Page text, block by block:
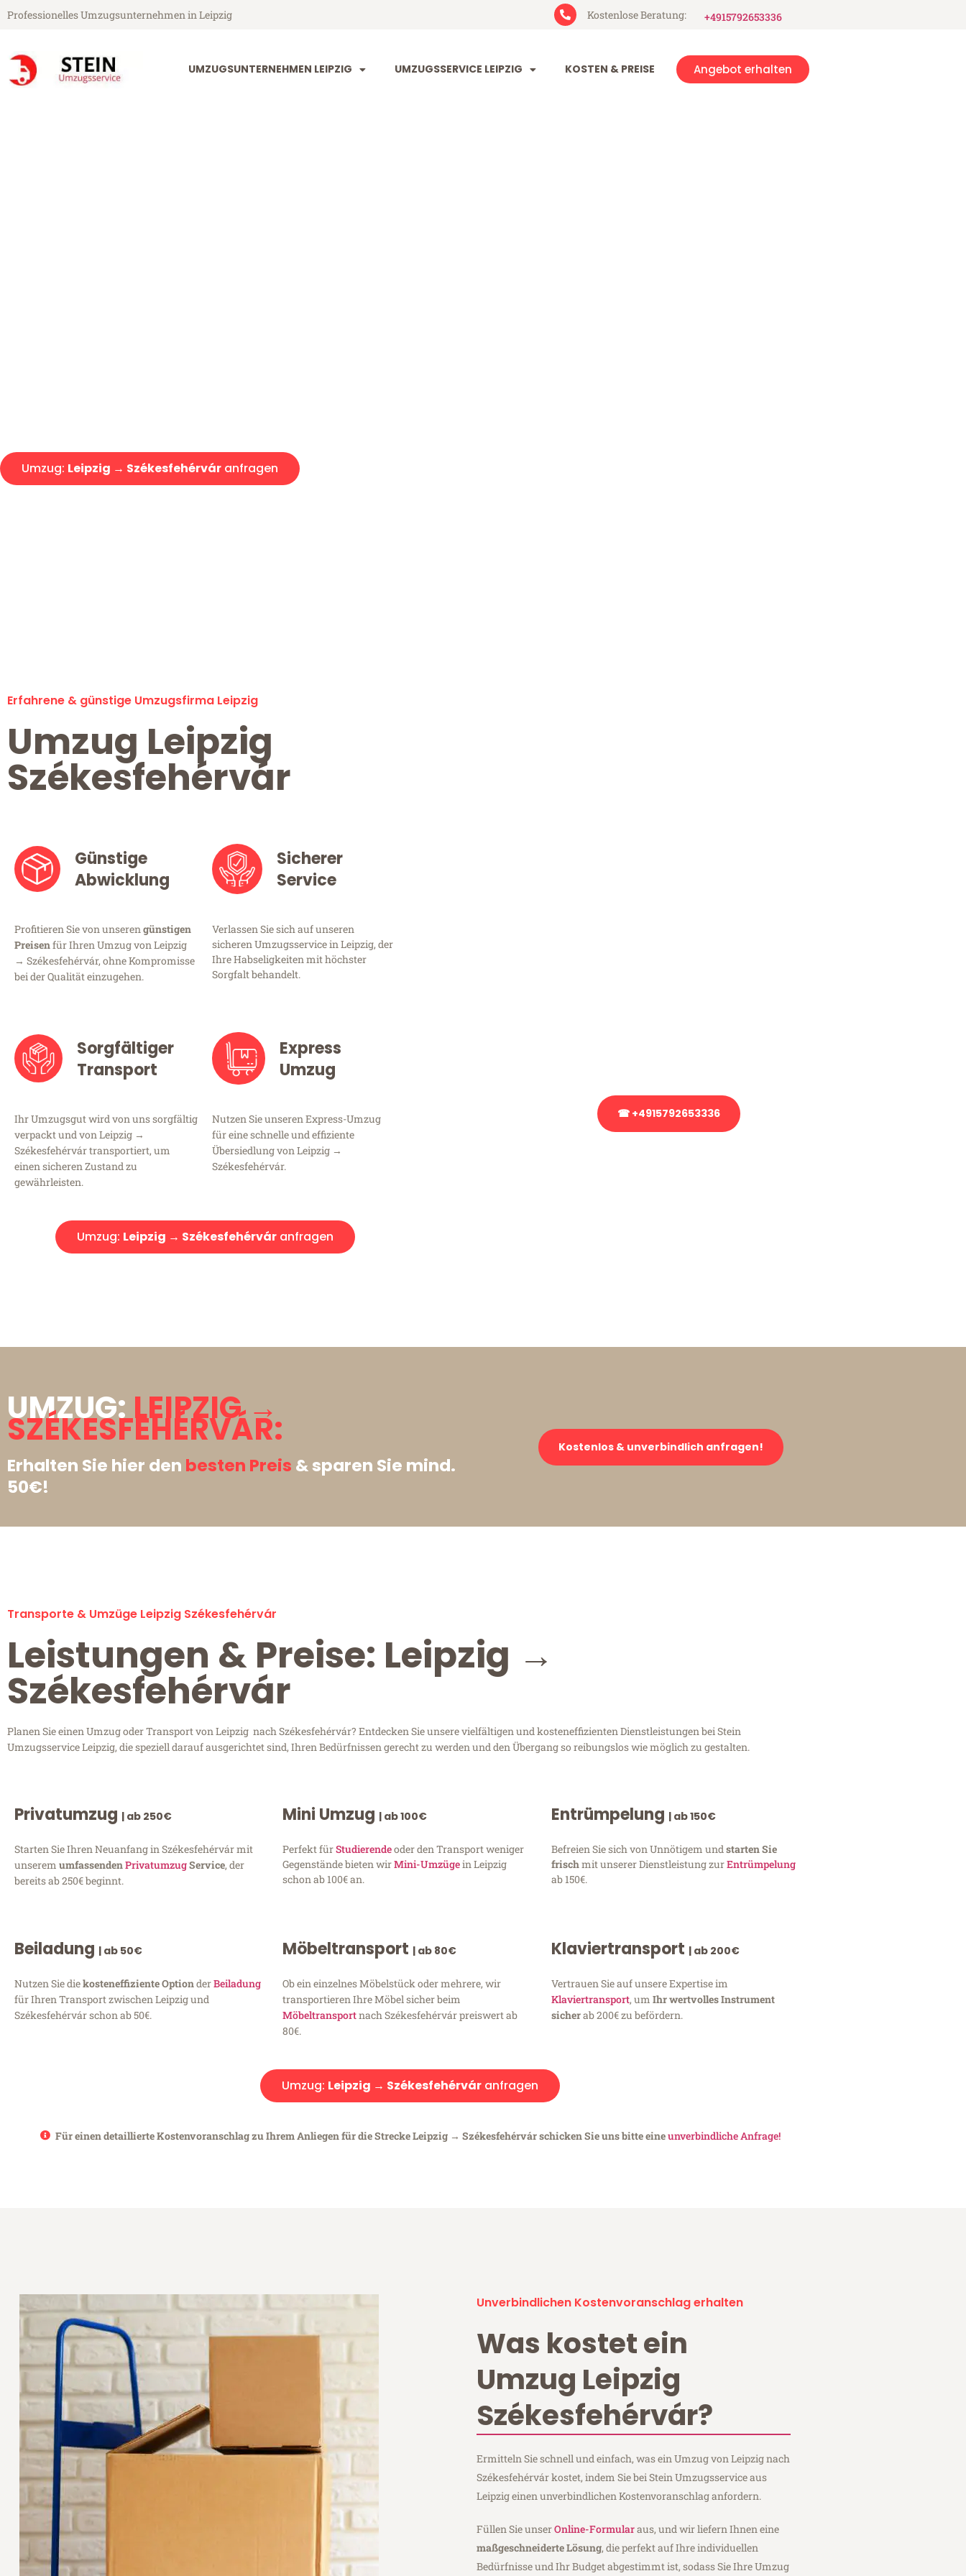
Professionelles Umzugsunternehmen in Leipzig Kostenlose Beratung: +4915792653336
UMZUGSUNTERNEHMEN LEIPZIG UMZUGSSERVICE LEIPZIG KOSTEN & PREISE Angebot erhalten
Umzug: Leipzig → Székesfehérvár anfragen
Erfahrene & günstige Umzugsfirma Leipzig
Umzug Leipzig
Székesfehérvár
Günstige
Abwicklung
Profitieren Sie von unserengünstigen
Preisenfür Ihren Umzug von Leipzig
→ Székesfehérvár, ohne Kompromisse
bei der Qualität einzugehen.
Sicherer
Service
Verlassen Sie sich auf unseren
sicheren Umzugsservice in Leipzig, der
Ihre Habseligkeiten mit höchster
Sorgfalt behandelt.
Sorgfältiger
Transport
Ihr Umzugsgut wird von uns sorgfältig
verpackt und von Leipzig →
Székesfehérvár transportiert, um
einen sicheren Zustand zu
gewährleisten.
Express
Umzug
Nutzen Sie unseren Express-Umzug
für eine schnelle und effiziente
Übersiedlung von Leipzig →
Székesfehérvár.
Umzug: Leipzig → Székesfehérváranfragen
☎ +4915792653336
UMZUG:LEIPZIG →
SZÉKESFEHÉRVÁR:
Erhalten Sie hier den besten Preis & sparen Sie mind.
50€!
Kostenlos & unverbindlich anfragen!
Transporte & Umzüge Leipzig Székesfehérvár
Leistungen & Preise: Leipzig →
Székesfehérvár
Planen Sie einen Umzug oder Transport von Leipzig nach Székesfehérvár? Entdecken Sie unsere vielfältigen und kosteneffizienten Dienstleistungen bei Stein
Umzugsservice Leipzig, die speziell darauf ausgerichtet sind, Ihren Bedürfnissen gerecht zu werden und den Übergang so reibungslos wie möglich zu gestalten.
Privatumzug | ab 250€
Starten Sie Ihren Neuanfang in Székesfehérvár mit
unserem umfassendenPrivatumzugService, der
bereits ab 250€ beginnt.
Mini Umzug | ab 100€
Perfekt fürStudierendeoder den Transport weniger
Gegenstände bieten wirMini-Umzügein Leipzig
schon ab 100€ an.
Entrümpelung | ab 150€
Befreien Sie sich von Unnötigem und starten Sie
frischmit unserer Dienstleistung zurEntrümpelung
ab 150€.
Beiladung | ab 50€
Nutzen Sie diekosteneffiziente OptionderBeiladung
für Ihren Transport zwischen Leipzig und
Székesfehérvár schon ab 50€.
Möbeltransport | ab 80€
Ob ein einzelnes Möbelstück oder mehrere, wir
transportieren Ihre Möbel sicher beim
Möbeltransportnach Székesfehérvár preiswert ab
80€.
Klaviertransport | ab 200€
Vertrauen Sie auf unsere Expertise im
Klaviertransport, um Ihr wertvolles Instrument
sicherab 200€ zu befördern.
Umzug: Leipzig → Székesfehérváranfragen
Für einen detaillierte Kostenvoranschlag zu Ihrem Anliegen für die Strecke Leipzig → Székesfehérvár schicken Sie uns bitte eineunverbindliche Anfrage!
Unverbindlichen Kostenvoranschlag erhalten
Was kostet ein
Umzug Leipzig
Székesfehérvár?
Ermitteln Sie schnell und einfach, was ein Umzug von Leipzig nach
Székesfehérvár kostet, indem Sie bei Stein Umzugsservice aus
Leipzig einen unverbindlichen Kostenvoranschlag anfordern.
Füllen Sie unserOnline-Formularaus, und wir liefern Ihnen eine
maßgeschneiderte Lösung, die perfekt auf Ihre individuellen
Bedürfnisse und Ihr Budget abgestimmt ist, sodass Sie Ihre Umzug